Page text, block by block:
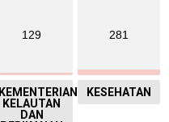
129
KEMENTERIAN
KELAUTAN
DAN
281
KESEHATAN